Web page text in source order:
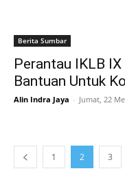
Berita Sumbar
Perantau IKLB
Bantuan Untuk
Alin Indra Jaya - Jumat, 22
1 2 3